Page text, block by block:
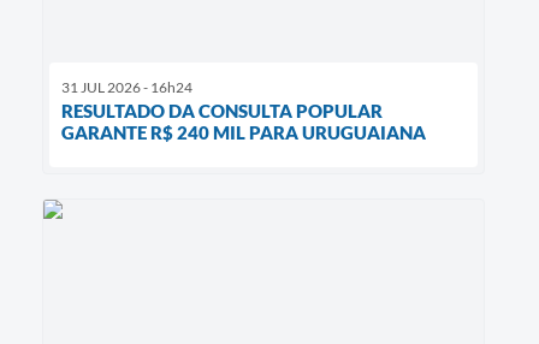
31 JUL 2026 - 16h24
RESULTADO DA CONSULTA POPULAR
GARANTE R$ 240 MIL PARA URUGUAIANA